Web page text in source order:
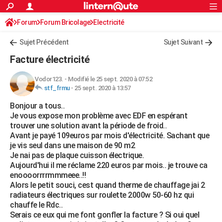
ACTUALITÉS
Politique
Société
Faits Divers
Education
Monde
Villes
+
FINANCE
Retraite
Impôts
Epargne
Immobilier
Risques naturels par ville
Banque
Assurance
Crédit
AUTO
Essais
Réserver un essai
Citadines
Berlines
SUV
Forum auto
+HIGH-TECH
Mobiles
Meilleur smartphone
Internet
Ordinateurs
Jeux vidéo
Guide high-tech
+BRICOLAGE
Forum
Aménagement intérieur
Extérieur
Cuisine
Salle de bains
Jardinage
Rangement
WEEK-END
Guides de France
Escapades
Patrimoine
Expositions
Musées
Week-end nature
LIFESTYLE
Art de vivre
Bien-être
Loisirs
Mode
Modes de vie
SANTE
Alimentation
Guide de la santé
Maladies
Médicaments
Sommeil
VOYAGE
S'inscrire
Connexion
Forum Forum Bricolage Electricité
Sujet Précédent Sujet Suivant
Facture électricité
Vodor123. - Modifié le 25 sept. 2020 à 07:52
stf_frmu- 25 sept. 2020 à 13:57
Bonjour a tous..
Je vous expose mon problème avec EDF en espérant
trouver une solution avant la période de froid..
Avant je payé 109euros par mois d'électricité. Sachant que
je vis seul dans une maison de 90 m2
Je nai pas de plaque cuisson électrique.
Aujourd'hui il me réclame 220 euros par mois.. je trouve ca
enoooorrrrmmmeee..!!
Alors le petit souci, cest quand therme de chauffage jai 2
radiateurs électriques sur roulette 2000w 50-60 hz qui
chauffe le Rdc..
Serais ce eux qui me font gonfler la facture ? Si oui quel